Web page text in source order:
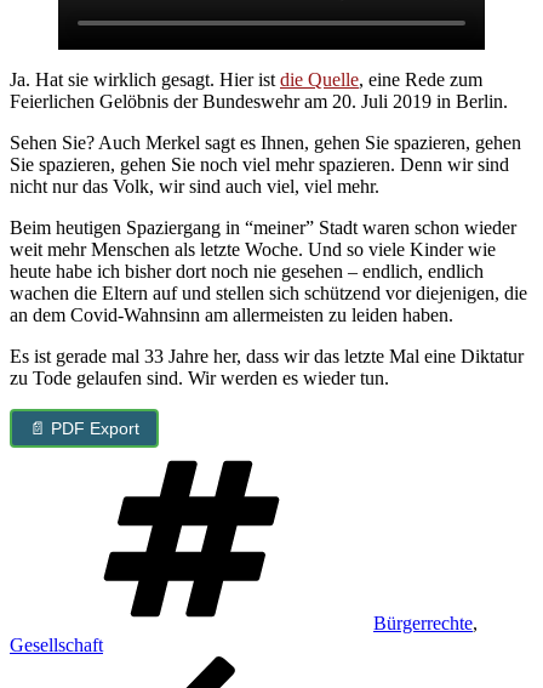
Ja. Hat sie wirklich gesagt. Hier ist die Quelle, eine Rede zum
Feierlichen Gelöbnis der Bundeswehr am 20. Juli 2019 in Berlin.
Sehen Sie? Auch Merkel sagt es Ihnen, gehen Sie spazieren, gehen
Sie spazieren, gehen Sie noch viel mehr spazieren. Denn wir sind
nicht nur das Volk, wir sind auch viel, viel mehr.
Beim heutigen Spaziergang in “meiner” Stadt waren schon wieder
weit mehr Menschen als letzte Woche. Und so viele Kinder wie
heute habe ich bisher dort noch nie gesehen – endlich, endlich
wachen die Eltern auf und stellen sich schützend vor diejenigen, die
an dem Covid-Wahnsinn am allermeisten zu leiden haben.
Es ist gerade mal 33 Jahre her, dass wir das letzte Mal eine Diktatur
zu Tode gelaufen sind. Wir werden es wieder tun.
📄 PDF Export
Bürgerrechte,
Gesellschaft
Beitragsnavigation